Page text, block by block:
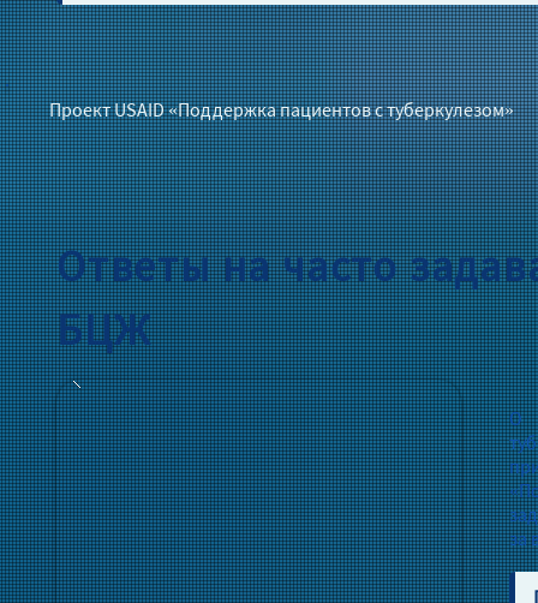
Проект USAID «Поддержка пациентов с туберкулезом»
Ответы на часто
БЦЖ
О
за